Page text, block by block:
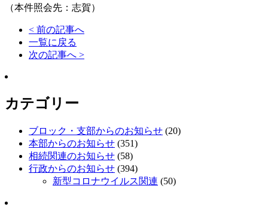
（本件照会先：志賀）
< 前の記事へ
一覧に戻る
次の記事へ >
カテゴリー
ブロック・支部からのお知らせ (20)
本部からのお知らせ (351)
相続関連のお知らせ (58)
行政からのお知らせ (394)
新型コロナウイルス関連 (50)